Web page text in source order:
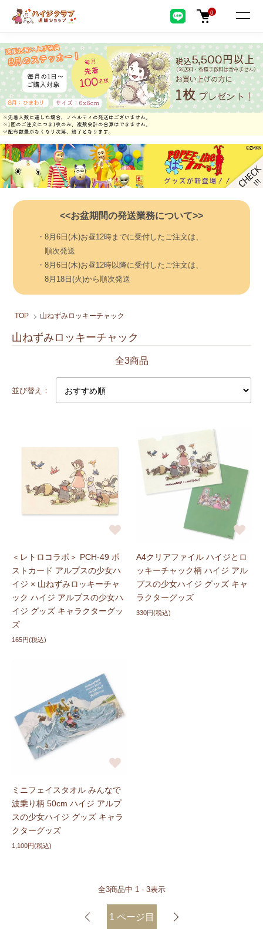
0
<<お盆期間の発送業務について>>
・8月6日(木)お昼12時までに受付したご注文は、
順次発送
・8月6日(木)お昼12時以降に受付したご注文は、
8月18日(火)から順次発送
TOP 山ねずみロッキーチャック
山ねずみロッキーチャック
全3商品
並び替え：
＜レトロコラボ＞ PCH-49 ポ
ストカード アルプスの少女ハ
イジ × 山ねずみロッキーチャ
ック ハイジ アルプスの少女ハ
イジ グッズ キャラクターグッ
ズ
165円(税込)
A4クリアファイル ハイジとロ
ッキーチャック柄 ハイジ アル
プスの少女ハイジ グッズ キャ
ラクターグッズ
330円(税込)
ミニフェイスタオル みんなで
波乗り柄 50cm ハイジ アルプ
スの少女ハイジ グッズ キャラ
クターグッズ
1,100円(税込)
全3商品中 1 - 3表示
1 ページ目